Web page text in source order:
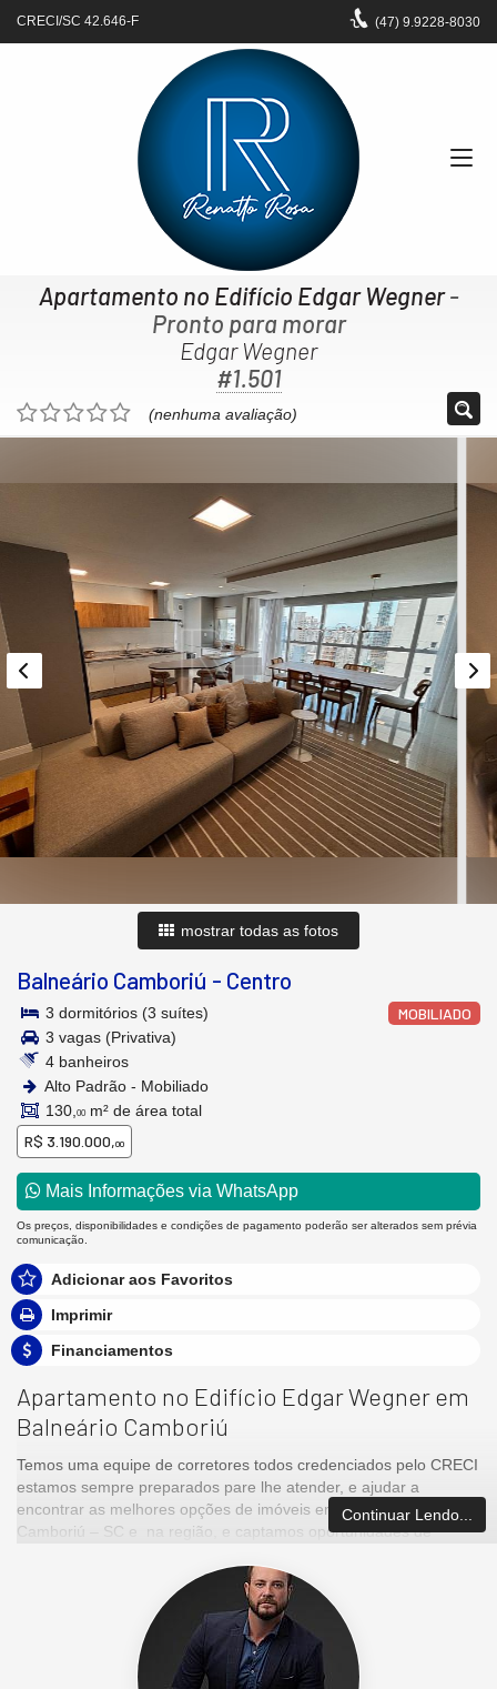
CRECI/SC 42.646-F (47) 9.9228-8030
Apartamento no Edifício Edgar Wegner-
Pronto para morar
Edgar Wegner
#1.501
(nenhuma avaliação)
mostrar todas as fotos
Balneário Camboriú - Centro
MOBILIADO
3 dormitórios (3 suítes)
3 vagas (Privativa)
4 banheiros
Alto Padrão - Mobiliado
130, 00 m² de área total
R$ 3.190.000,00
Mais Informações via WhatsApp
Os preços, disponibilidades e condições de pagamento poderão ser alterados sem prévia
comunicação.
Adicionar aos Favoritos
Imprimir
Financiamentos
Apartamento no Edifício Edgar Wegner em
Balneário Camboriú
Temos uma equipe de corretores todos credenciados pelo CRECI
estamos sempre preparados pare lhe atender, e ajudar a
encontrar as melhores opções de imóveis em Balneário
Camboriú – SC e na região, e captamos oportunidades de
com a maior segurança que existe.
Imóvel disponível para visitação.
Agende uma visita agora mesmo e venha conhecer este lindo
Continuar Lendo...